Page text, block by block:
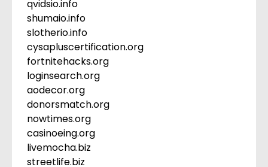
qvidsio.info
shumaio.info
slotherio.info
cysapluscertification.org
fortnitehacks.org
loginsearch.org
aodecor.org
donorsmatch.org
nowtimes.org
casinoeing.org
livemocha.biz
streetlife.biz